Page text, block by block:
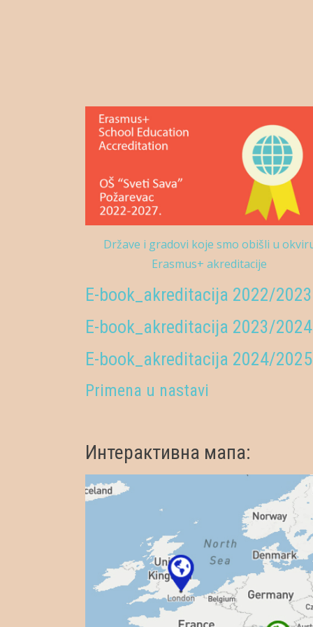
Države i gradovi koje smo obišli u
Erasmus+ akreditacije
E-book_akreditacija 2022/
E-book_akreditacija 2023/
E-book_akreditacija 2024/
Primena u nastavi
Интерактивна мапа: